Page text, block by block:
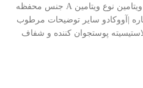
(میل) 300 مناسب سنین همه سنین ویتامین نوع ویتامین A جنس محفظه
|آووکادو سایر توضیحات مرطوب
پوستجوان کننده و شفاف